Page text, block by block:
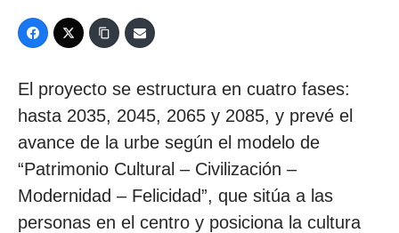
El proyecto se estructura en cuatro fases:
hasta 2035, 2045, 2065 y 2085, y prevé el
avance de la urbe según el modelo de
“Patrimonio Cultural – Civilización –
Modernidad – Felicidad”, que sitúa a las
personas en el centro y posiciona la cultura